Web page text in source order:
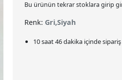
Bu ürünün tekrar stoklara girip
Renk: Gri,Siyah
10 saat 46 dakika içinde